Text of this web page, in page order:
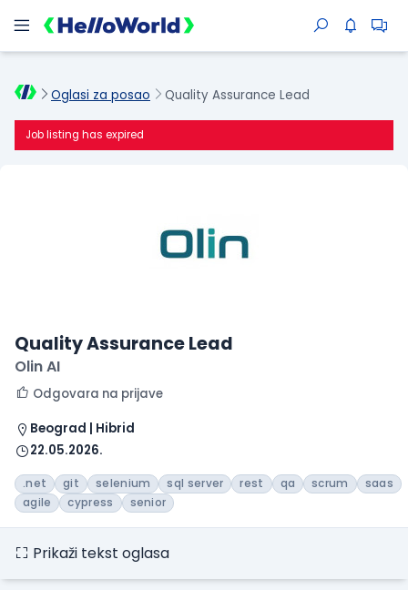
Oglasi za posao Quality Assurance Lead
Job listing has expired
Quality Assurance Lead
Olin AI
Odgovara na prijave
Beograd | Hibrid
22.05.2026.
.net git selenium sql server rest qa scrum
saas
agile
cypress senior
Prikaži tekst oglasa